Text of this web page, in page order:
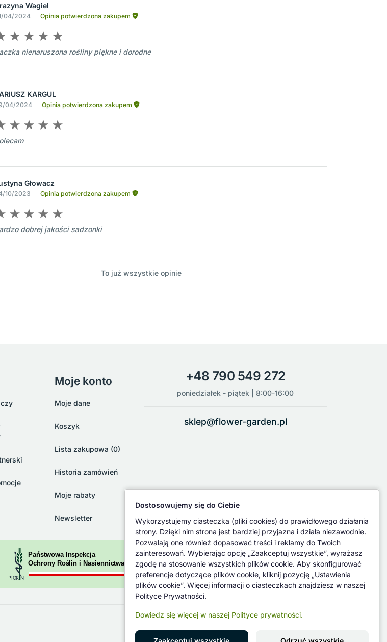
Wagiel
04/2024 Opinia potwierdzona zakupem
nienaruszona rośliny piękne i dorodne
KARGUL
04/2024 Opinia potwierdzona zakupem
Głowacz
10/2023 Opinia potwierdzona zakupem
dobrej jakości sadzonki
To już wszystkie opinie
Moje konto
Moje dane
Koszyk
Lista zakupowa (0)
Historia zamówień
Moje rabaty
Newsletter
+48 790 549 272
poniedziałek - piątek | 8:00-16:00
sklep@flower-garden.pl
Dostosowujemy się do Ciebie
Wykorzystujemy ciasteczka (pliki cookies) do prawidłowego działania
strony. Dzięki nim strona jest bardziej przyjazna i działa niezawodnie.
Pozwalają one również dopasować treści i reklamy do Twoich
zainteresowań. Wybierając opcję „Zaakceptuj wszystkie”, wyrażasz
zgodę na stosowanie wszystkich plików cookie. Aby skonfigurować
preferencje dotyczące plików cookie, kliknij pozycję „Ustawienia
plików cookie”. Więcej informacji o ciasteczkach znajdziesz w naszej
Polityce Prywatności.
Dowiedz się więcej w naszej Polityce prywatności.